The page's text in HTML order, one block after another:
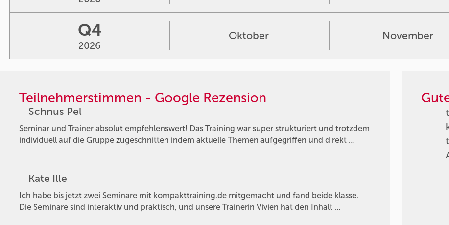
Teilnehmerstimmen - Google Rezension
Schnus Pel
Seminar und Trainer absolut empfehlenswert! Das Training war super strukturiert und trotzdem
individuell auf die Gruppe zugeschnitten indem aktuelle Themen aufgegriffen und direkt …
Kate Ille
Ich habe bis jetzt zwei Seminare mit kompakttraining.de mitgemacht und fand beide klasse.
Die Seminare sind interaktiv und praktisch, und unsere Trainerin Vivien hat den Inhalt …
Q4
2026
Oktober November